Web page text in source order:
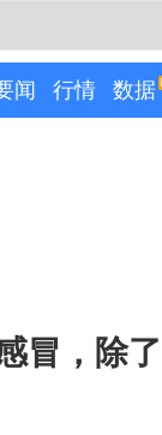
闻 行情 数据
冒，除